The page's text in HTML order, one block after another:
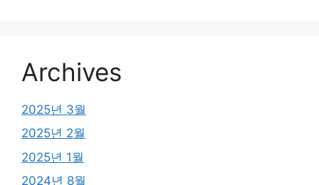
Archives
2025년 3월
2025년 2월
2025년 1월
2024년 8월